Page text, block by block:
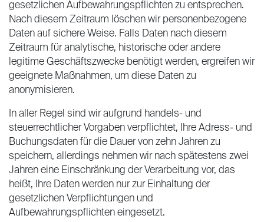
gesetzlichen Aufbewahrungspflichten zu entsprechen.
Nach diesem Zeitraum löschen wir personenbezogene
Daten auf sichere Weise. Falls Daten nach diesem
Zeitraum für analytische, historische oder andere
legitime Geschäftszwecke benötigt werden, ergreifen wir
geeignete Maßnahmen, um diese Daten zu
anonymisieren.
In aller Regel sind wir aufgrund handels- und
steuerrechtlicher Vorgaben verpflichtet, Ihre Adress- und
Buchungsdaten für die Dauer von zehn Jahren zu
speichern, allerdings nehmen wir nach spätestens zwei
Jahren eine Einschränkung der Verarbeitung vor, das
heißt, Ihre Daten werden nur zur Einhaltung der
gesetzlichen Verpflichtungen und
Aufbewahrungspflichten eingesetzt.